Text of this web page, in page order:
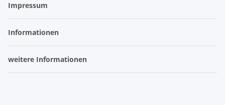
Impressum
Informationen
weitere Informationen